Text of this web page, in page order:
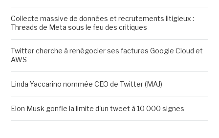
Collecte massive de données et recrutements litigieux :
Threads de Meta sous le feu des critiques
Twitter cherche à renégocier ses factures Google Cloud et
AWS
Linda Yaccarino nommée CEO de Twitter (MAJ)
Elon Musk gonfle la limite d'un tweet à 10 000 signes